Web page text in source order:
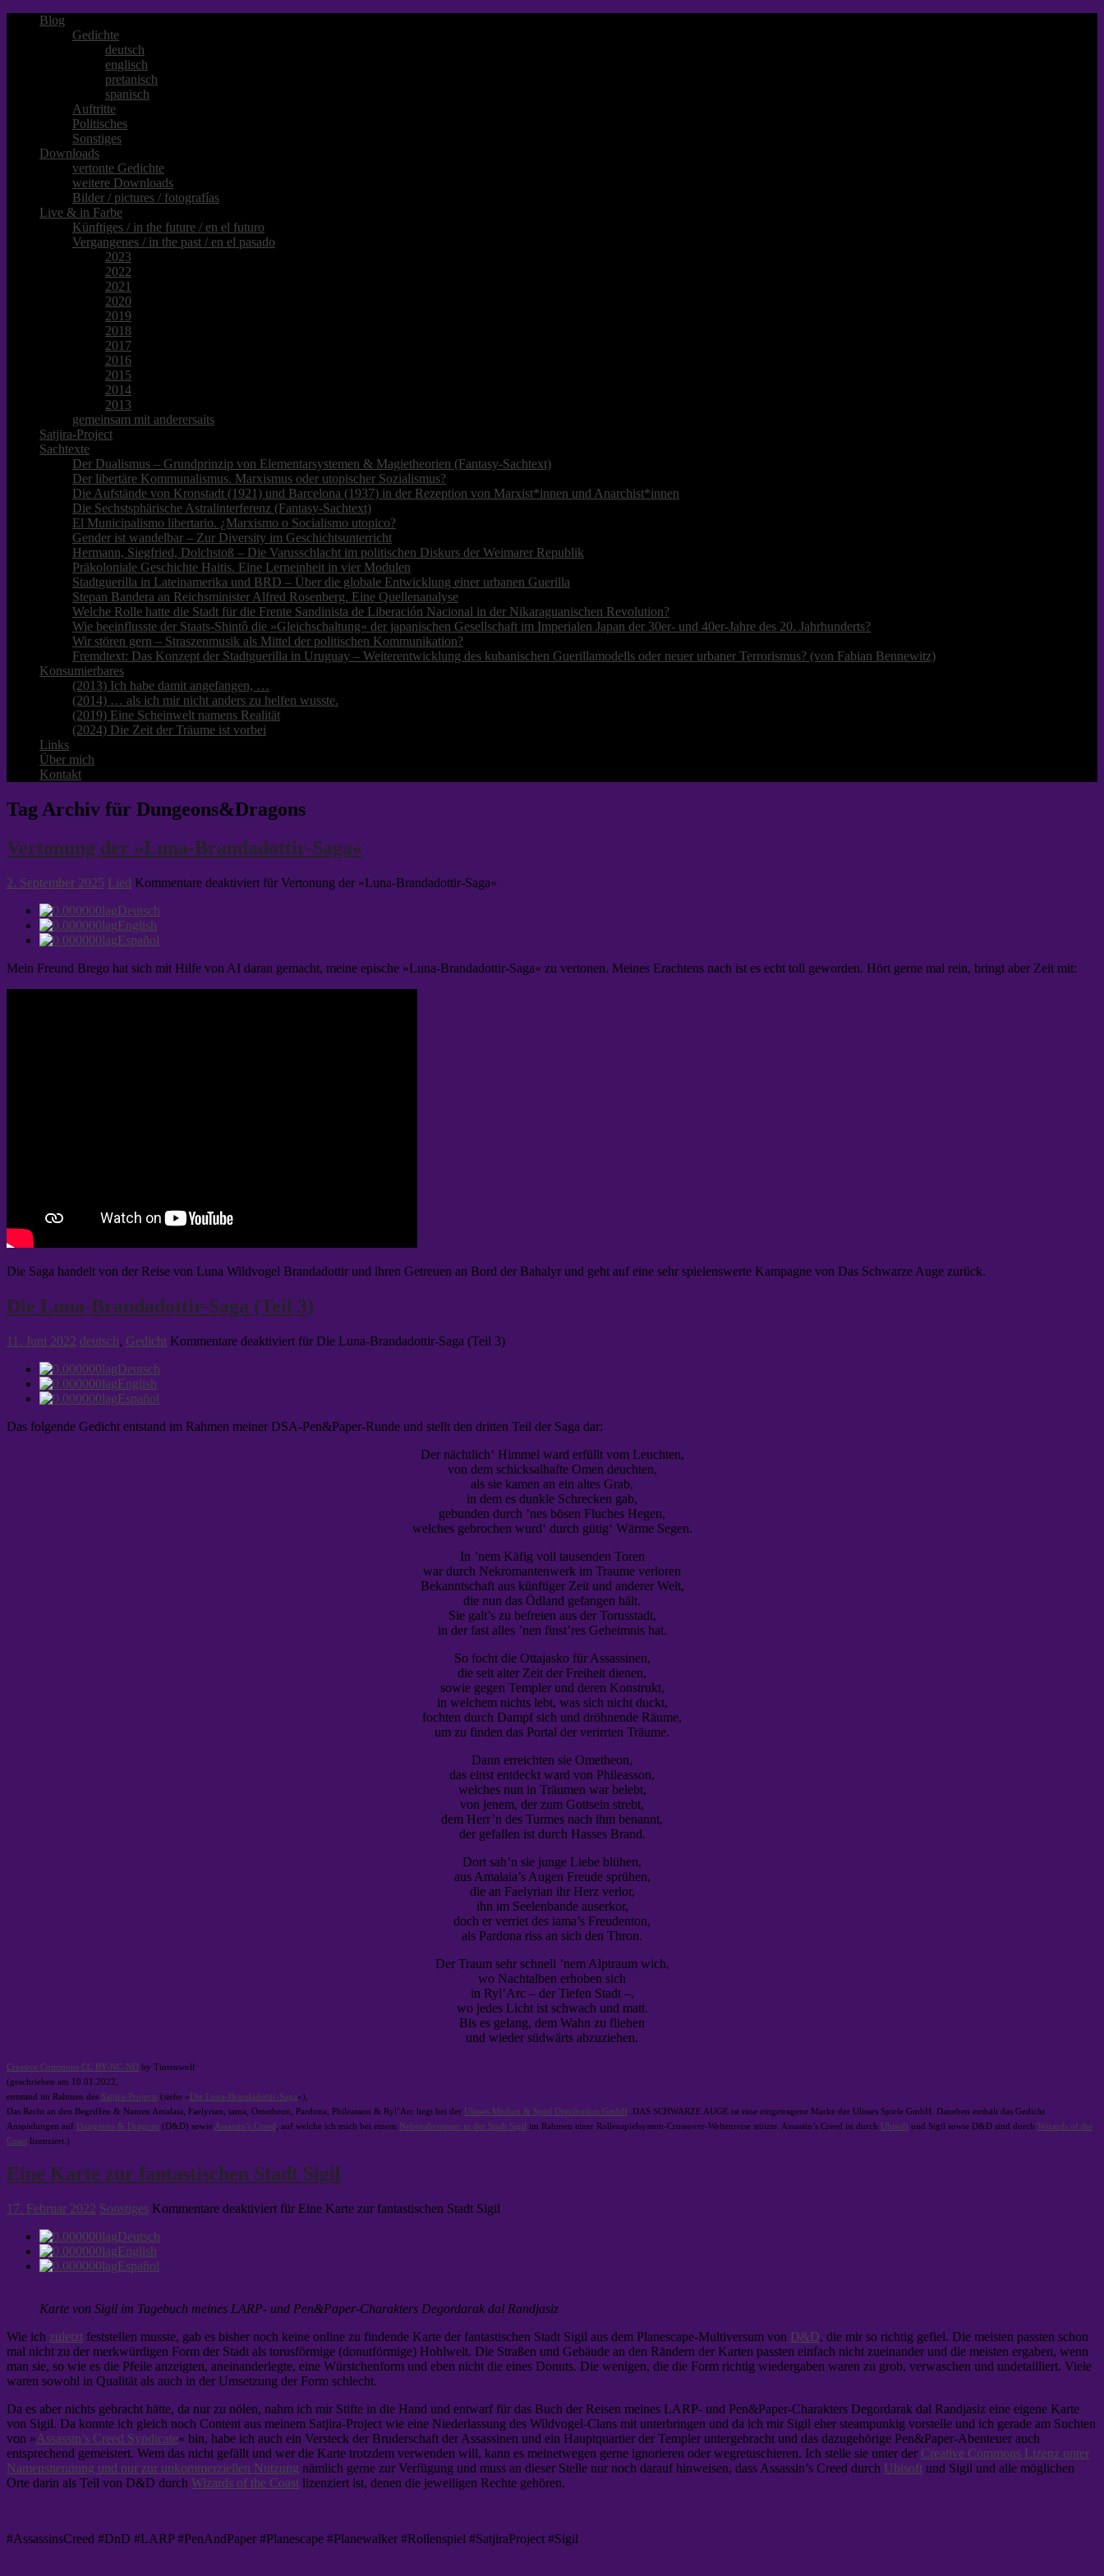
Blog
Gedichte
deutsch
englisch
pretanisch
spanisch
Auftritte
Politisches
Sonstiges
Downloads
vertonte Gedichte
weitere Downloads
Bilder / pictures / fotografías
Live & in Farbe
Künftiges / in the future / en el futuro
Vergangenes / in the past / en el pasado
2023
2022
2021
2020
2019
2018
2017
2016
2015
2014
2013
gemeinsam mit anderersaits
Satjira-Project
Sachtexte
Der Dualismus – Grundprinzip von Elementarsystemen & Magietheorien (Fantasy-Sachtext)
Der libertäre Kommunalismus. Marxismus oder utopischer Sozialismus?
Die Aufstände von Kronstadt (1921) und Barcelona (1937) in der Rezeption von Marxist*innen und Anarchist*innen
Die Sechstsphärische Astralinterferenz (Fantasy-Sachtext)
El Municipalismo libertario. ¿Marxismo o Socialismo utopico?
Gender ist wandelbar – Zur Diversity im Geschichtsunterricht
Hermann, Siegfried, Dolchstoß – Die Varusschlacht im politischen Diskurs der Weimarer Republik
Präkoloniale Geschichte Haitis. Eine Lerneinheit in vier Modulen
Stadtguerilla in Lateinamerika und BRD – Über die globale Entwicklung einer urbanen Guerilla
Stepan Bandera an Reichsminister Alfred Rosenberg. Eine Quellenanalyse
Welche Rolle hatte die Stadt für die Frente Sandinista de Liberación Nacional in der Nikaraguanischen Revolution?
Wie beeinflusste der Staats-Shintô die »Gleichschaltung« der japanischen Gesellschaft im Imperialen Japan der 30er- und 40er-Jahre des 20. Jahrhunderts?
Wir stören gern – Straszenmusik als Mittel der politischen Kommunikation?
Fremdtext: Das Konzept der Stadtguerilla in Uruguay – Weiterentwicklung des kubanischen Guerillamodells oder neuer urbaner Terrorismus? (von Fabian Bennewitz)
Konsumierbares
(2013) Ich habe damit angefangen, …
(2014) … als ich mir nicht anders zu helfen wusste.
(2019) Eine Scheinwelt namens Realität
(2024) Die Zeit der Träume ist vorbei
Links
Über mich
Kontakt
Tag Archiv für Dungeons&Dragons
Vertonung der »Luna-Brandadottir-Saga«
2. September 2025 Lied Kommentare deaktiviert für Vertonung der »Luna-Brandadottir-Saga«
Deutsch
English
Español
Mein Freund Brego hat sich mit Hilfe von AI daran gemacht, meine epische »Luna-Brandadottir-Saga« zu vertonen. Meines Erachtens nach ist es echt toll geworden. Hört gerne mal rein, bringt aber Zeit mit:
Die Saga handelt von der Reise von Luna Wildvogel Brandadottir und ihren Getreuen an Bord der Bahalyr und geht auf eine sehr spielenswerte Kampagne von Das Schwarze Auge zurück.
Die Luna-Brandadottir-Saga (Teil 3)
11. Juni 2022 deutsch, Gedicht Kommentare deaktiviert für Die Luna-Brandadottir-Saga (Teil 3)
Deutsch
English
Español
Das folgende Gedicht entstand im Rahmen meiner DSA-Pen&Paper-Runde und stellt den dritten Teil der Saga dar:
Der nächtlich‘ Himmel ward erfüllt vom Leuchten,
von dem schicksalhafte Omen deuchten,
als sie kamen an ein altes Grab,
in dem es dunkle Schrecken gab,
gebunden durch ’nes bösen Fluches Hegen,
welches gebrochen wurd‘ durch gütig‘ Wärme Segen.
In ’nem Käfig voll tausenden Toren
war durch Nekromantenwerk im Traume verloren
Bekanntschaft aus künftiger Zeit und anderer Welt,
die nun das Ödland gefangen hält.
Sie galt’s zu befreien aus der Torusstadt,
in der fast alles ’nen finst’res Geheimnis hat.
So focht die Ottajasko für Assassinen,
die seit alter Zeit der Freiheit dienen,
sowie gegen Templer und deren Konstrukt,
in welchem nichts lebt, was sich nicht duckt,
fochten durch Dampf sich und dröhnende Räume,
um zu finden das Portal der verirrten Träume.
Dann erreichten sie Ometheon,
das einst entdeckt ward von Phileasson,
welches nun in Träumen war belebt,
von jenem, der zum Gottsein strebt,
dem Herr’n des Turmes nach ihm benannt,
der gefallen ist durch Hasses Brand.
Dort sah’n sie junge Liebe blühen,
aus Amalaia’s Augen Freude sprühen,
die an Faelyrian ihr Herz verlor,
ihn im Seelenbande auserkor,
doch er verriet des iama’s Freudenton,
als Pardona riss an sich den Thron.
Der Traum sehr schnell ’nem Alptraum wich,
wo Nachtalben erhoben sich
in Ryl’Arc – der Tiefen Stadt –,
wo jedes Licht ist schwach und matt.
Bis es gelang, dem Wahn zu fliehen
und wieder südwärts abzuziehen.
Creative Commons CC BY-NC-ND by Tintenwolf
(geschrieben am 10.01.2022,
entstand im Rahmen des Satjira-Projects (siehe » Die Luna-Brandadottir-Saga«),
Das Recht an den Begriffen & Namen Amalaia, Faelyrian, iama, Ometheon, Pardona, Phileasson & Ryl’Arc liegt bei der
Ulisses Medien & Spiel Distribution GmbH
. DAS SCHWARZE AUGE ist eine eingetragene Marke der Ulisses Spiele GmbH. Daneben enthält das Gedicht
Anspielungen auf Dungeons & Dragons (D&D) sowie Assassin’s Creed , auf welche ich mich bei einem Nebenabenteuer in der Stadt Sigil im Rahmen einer Rollenspielsystem-Crossover-Weltenreise stützte. Assassin’s Creed ist durch Ubisoft und Sigil sowie D&D sind durch Wizards of the
Coast lizenziert.)
Eine Karte zur fantastischen Stadt Sigil
17. Februar 2022 Sonstiges Kommentare deaktiviert für Eine Karte zur fantastischen Stadt Sigil
Deutsch
English
Español
Karte von Sigil im Tagebuch meines LARP- und Pen&Paper-Charakters Degordarak dal Randjasiz
Wie ich zuletzt feststellen musste, gab es bisher noch keine online zu findende Karte der fantastischen Stadt Sigil aus dem Planescape-Multiversum von D&D, die mir so richtig gefiel. Die meisten passten schon
mal nicht zu der merkwürdigen Form der Stadt als torusförmige (donutförmige) Hohlwelt. Die Straßen und Gebäude an den Rändern der Karten passten einfach nicht zueinander und die meisten ergaben, wenn
man sie, so wie es die Pfeile anzeigten, aneinanderlegte, eine Würstchenform und eben nicht die eines Donuts. Die wenigen, die die Form richtig wiedergaben waren zu grob, verwaschen und undetailliert. Viele
waren sowohl in Qualität als auch in der Umsetzung der Form schlecht.
Da es aber nichts gebracht hätte, da nur zu nölen, nahm ich mir Stifte in die Hand und entwarf für das Buch der Reisen meines LARP- und Pen&Paper-Charakters Degordarak dal Randjasiz eine eigene Karte
von Sigil. Da konnte ich gleich noch Content aus meinem Satjira-Project wie eine Niederlassung des Wildvogel-Clans mit unterbringen und da ich mir Sigil eher steampunkig vorstelle und ich gerade am Suchten
von »Assassin’s Creed Syndicate« bin, habe ich auch ein Versteck der Bruderschaft der Assassinen und ein Hauptquartier der Templer untergebracht und das dazugehörige Pen&Paper-Abenteuer auch
entsprechend gemeistert. Wem das nicht gefällt und wer die Karte trotzdem verwenden will, kann es meinetwegen gerne ignorieren oder wegretuschieren. Ich stelle sie unter der Creative Commons Lizenz unter
Namensnennung und nur zur unkommerziellen Nutzung nämlich gerne zur Verfügung und muss an dieser Stelle nur noch darauf hinweisen, dass Assassin’s Creed durch Ubisoft und Sigil und alle möglichen
Orte darin als Teil von D&D durch Wizards of the Coast lizenziert ist, denen die jeweiligen Rechte gehören.
#AssassinsCreed #DnD #LARP #PenAndPaper #Planescape #Planewalker #Rollenspiel #SatjiraProject #Sigil